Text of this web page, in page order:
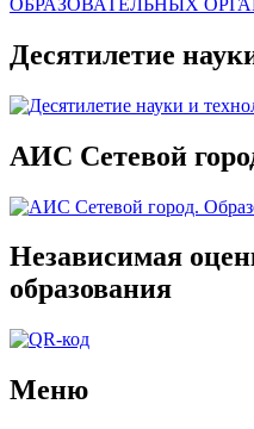
Десятилетие
АИС Сетевой
Независимая
образования
Меню